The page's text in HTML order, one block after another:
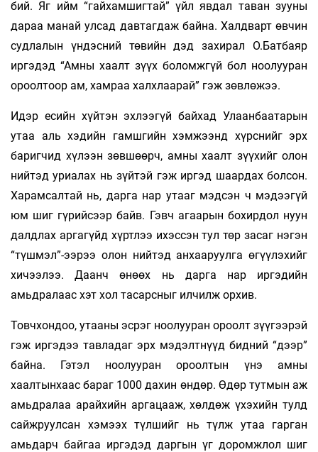
бий. Яг ийм “гайхамшигтай” үйл явдал таван зууны
дараа манай улсад давтагдаж байна. Халдварт өвчин
судлалын үндэсний төвийн дэд захирал О.Батбаяр
иргэдэд “Амны хаалт зүүх боломжгүй бол ноолууран
ороолтоор ам, хамраа халхлаарай” гэж зөвлөжээ.
Идэр есийн хүйтэн эхлээгүй байхад Улаанбаатарын
утаа аль хэдийн гамшгийн хэмжээнд хүрснийг эрх
баригчид хүлээн зөвшөөрч, амны хаалт зүүхийг олон
нийтэд уриалах нь зүйтэй гэж иргэд шаардах болсон.
Харамсалтай нь, дарга нар утааг мэдсэн ч мэдээгүй
юм шиг гүрийсээр байв. Гэвч агаарын бохирдол нуун
далдлах аргагүйд хүртлээ ихэссэн тул төр засаг нэгэн
“түшмэл”-ээрээ олон нийтэд анхааруулга өгүүлэхийг
хичээлээ. Даанч өнөөх нь дарга нар иргэдийн
амьдралаас хэт хол тасарсныг илчилж орхив.
Товчхондоо, утааны эсрэг ноолууран ороолт зүүгээрэй
гэж иргэдээ тавладаг эрх мэдэлтнүүд бидний “дээр”
байна. Гэтэл ноолууран ороолтын үнэ амны
хаалтынхаас бараг 1000 дахин өндөр. Өдөр тутмын аж
амьдралаа арайхийн аргацааж, хөлдөж үхэхийн тулд
сайжруулсан хэмээх түлшийг нь түлж утаа гарган
амьдарч байгаа иргэдэд даргын үг доромжлол шиг